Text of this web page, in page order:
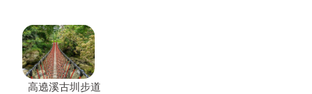
高遶溪古圳步道